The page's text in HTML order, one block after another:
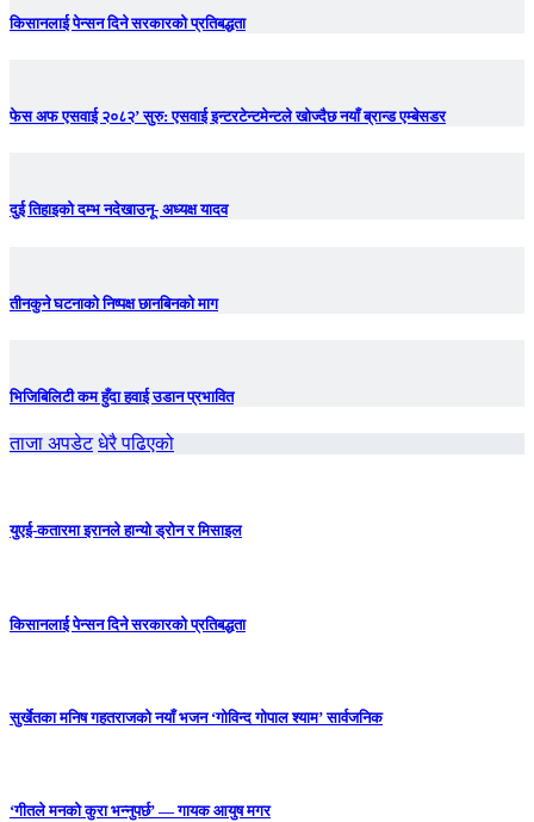
किसानलाई पेन्सन दिने सरकारको प्रतिबद्धता
फेस अफ एसवाई २०८२’ सुरु: एसवाई इन्टरटेन्टमेन्टले खोज्दैछ नयाँ ब्रान्ड एम्बेसडर
दुई तिहाइको दम्भ नदेखाउनू- अध्यक्ष यादव
तीनकुने घटनाकाे निष्पक्ष छानबिनकाे माग
भिजिबिलिटी कम हुँदा हवाई उडान प्रभावित
ताजा अपडेट धेरै पढिएको
युएई-कतारमा इरानले हान्यो ड्रोन र मिसाइल
किसानलाई पेन्सन दिने सरकारको प्रतिबद्धता
सुर्खेतका मनिष गहतराजको नयाँ भजन ‘गोविन्द गोपाल श्याम’ सार्वजनिक
‘गीतले मनको कुरा भन्नुपर्छ’ — गायक आयुष मगर